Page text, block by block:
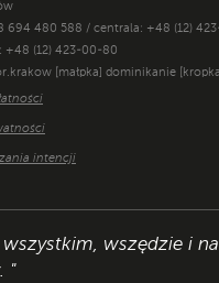
694 480 588 / centrala: +48 (12)
+48 (12) 423-00-80
[małpka] dominikanie
intencji
wszystkim, wszędzie i
"